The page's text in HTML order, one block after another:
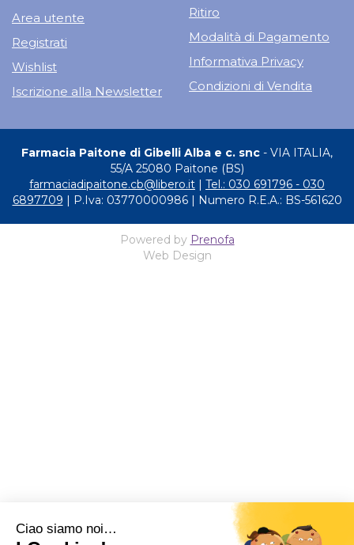
Area utente
Registrati
Wishlist
Iscrizione alla Newsletter
Ritiro
Modalità di Pagamento
Informativa Privacy
Condizioni di Vendita
Farmacia Paitone di Gibelli Alba e c. snc - VIA ITALIA,
55/A 25080 Paitone (BS)
farmaciadipaitone.cb@libero.it | Tel.: 030 691796 - 030
6897709 | P.Iva: 03770000986 | Numero R.E.A.: BS-561620
Powered by Prenofa
Web Design